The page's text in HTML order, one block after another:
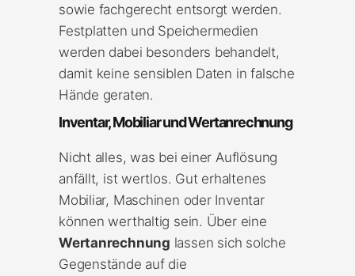
sowie fachgerecht entsorgt werden.
Festplatten und Speichermedien
werden dabei besonders behandelt,
damit keine sensiblen Daten in falsche
Hände geraten.
Inventar, Mobiliar und Wertanrechnung
Nicht alles, was bei einer Auflösung
anfällt, ist wertlos. Gut erhaltenes
Mobiliar, Maschinen oder Inventar
können werthaltig sein. Über eine
Wertanrechnung lassen sich solche
Gegenstände auf die